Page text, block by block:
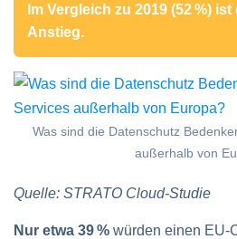
Im Vergleich zu 2019 (52 %)
Anstieg.
Was sind die Datenschutz
außerhalb von
Quelle: STRATO Cloud-Studie
Nur etwa 39 % würden einen